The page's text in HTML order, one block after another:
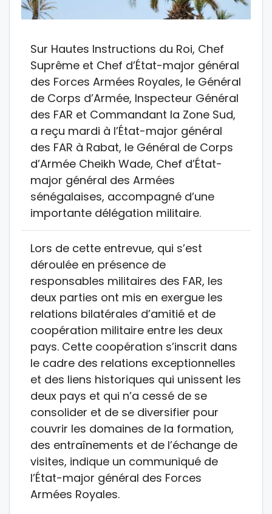
Sur Hautes Instructions du Roi, Chef
Suprême et Chef d’État-major général
des Forces Armées Royales, le Général
de Corps d’Armée, Inspecteur Général
des FAR et Commandant la Zone Sud,
a reçu mardi à l’État-major général
des FAR à Rabat, le Général de Corps
d’Armée Cheikh Wade, Chef d’État-
major général des Armées
sénégalaises, accompagné d’une
importante délégation militaire.
Lors de cette entrevue, qui s’est
déroulée en présence de
responsables militaires des FAR, les
deux parties ont mis en exergue les
relations bilatérales d’amitié et de
coopération militaire entre les deux
pays. Cette coopération s’inscrit dans
le cadre des relations exceptionnelles
et des liens historiques qui unissent les
deux pays et qui n’a cessé de se
consolider et de se diversifier pour
couvrir les domaines de la formation,
des entraînements et de l’échange de
visites, indique un communiqué de
l’État-major général des Forces
Armées Royales.